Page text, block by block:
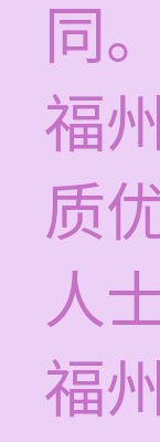
同。
福
质
人
福